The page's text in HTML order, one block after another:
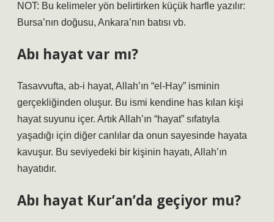
NOT: Bu kelimeler yön belirtirken küçük harfle yazılır:
Bursa’nın doğusu, Ankara’nın batısı vb.
Abı hayat var mı?
Tasavvufta, ab-i hayat, Allah’ın “el-Hay” isminin
gerçekliğinden oluşur. Bu ismi kendine has kılan kişi
hayat suyunu içer. Artık Allah’ın “hayat” sıfatıyla
yaşadığı için diğer canlılar da onun sayesinde hayata
kavuşur. Bu seviyedeki bir kişinin hayatı, Allah’ın
hayatıdır.
Abı hayat Kur’an’da geçiyor mu?